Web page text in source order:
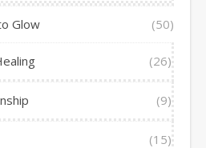
Glow (50)
(26)
(9)
(15)